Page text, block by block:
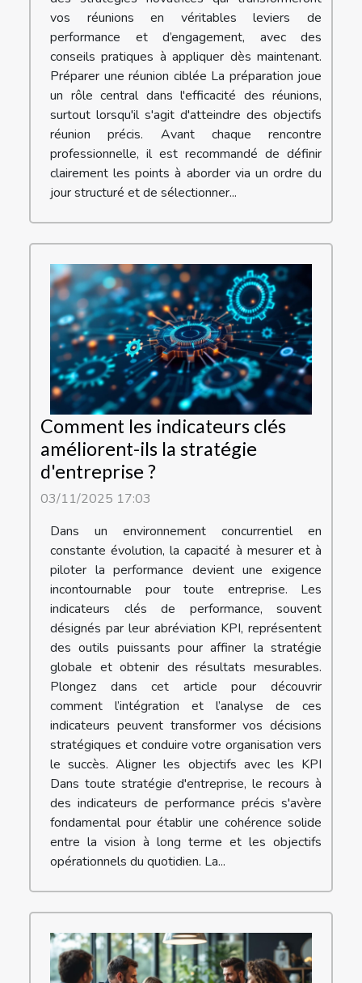
vos réunions en véritables leviers de
performance et d’engagement, avec des
conseils pratiques à appliquer dès maintenant.
Préparer une réunion ciblée La préparation joue
un rôle central dans l'efficacité des réunions,
surtout lorsqu'il s'agit d'atteindre des objectifs
réunion précis. Avant chaque rencontre
professionnelle, il est recommandé de définir
clairement les points à aborder via un ordre du
jour structuré et de sélectionner...
Comment les indicateurs clés
améliorent-ils la stratégie
d'entreprise ?
03/11/2025 17:03
Dans un environnement concurrentiel en
constante évolution, la capacité à mesurer et à
piloter la performance devient une exigence
incontournable pour toute entreprise. Les
indicateurs clés de performance, souvent
désignés par leur abréviation KPI, représentent
des outils puissants pour affiner la stratégie
globale et obtenir des résultats mesurables.
Plongez dans cet article pour découvrir
comment l’intégration et l’analyse de ces
indicateurs peuvent transformer vos décisions
stratégiques et conduire votre organisation vers
le succès. Aligner les objectifs avec les KPI
Dans toute stratégie d'entreprise, le recours à
des indicateurs de performance précis s'avère
fondamental pour établir une cohérence solide
entre la vision à long terme et les objectifs
opérationnels du quotidien. La...